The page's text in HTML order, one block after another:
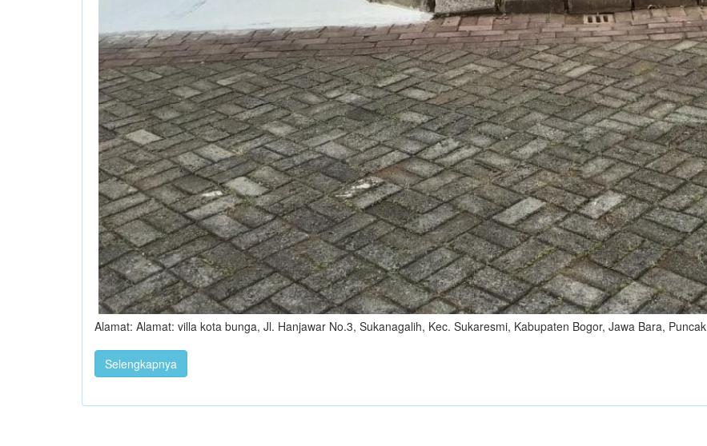
Alamat: Alamat: villa kota bunga, Jl. Hanjawar No.3, Sukanagalih, Kec. Sukaresmi, Kabupaten Bogor, Jawa Bara, Puncak
Selengkapnya